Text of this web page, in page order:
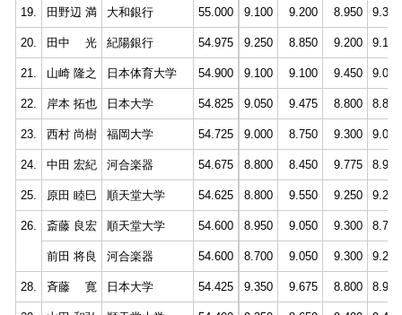
19. 田野辺 満 大和銀行 55.000 9.100 9.200 8.950 9.300
20. 田中 光 紀陽銀行 54.975 9.250 8.850 9.200 9.100
21. 山崎 隆之 日本体育大学 54.900 9.100 9.100 9.450 9.000
22. 岸本 拓也 日本大学 54.825 9.050 9.475 8.800 8.850
23. 西村 尚樹 福岡大学 54.725 9.000 8.750 9.300 9.050
24. 中田 宏紀 河合楽器 54.675 8.800 8.450 9.775 8.900
25. 原田 睦巳 順天堂大学 54.625 8.800 9.550 9.250 9.200
26. 斎藤 良宏 順天堂大学 54.600 8.950 9.050 9.300 8.700
前田 将良 河合楽器 54.600 8.700 9.050 9.300 9.200
28. 斉藤 寛 日本大学 54.425 9.350 9.675 8.800 8.950